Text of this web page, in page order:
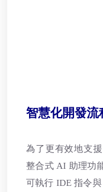
智慧化開發
為了更有效地支
整合式 AI 助理功
可執行 IDE 指令